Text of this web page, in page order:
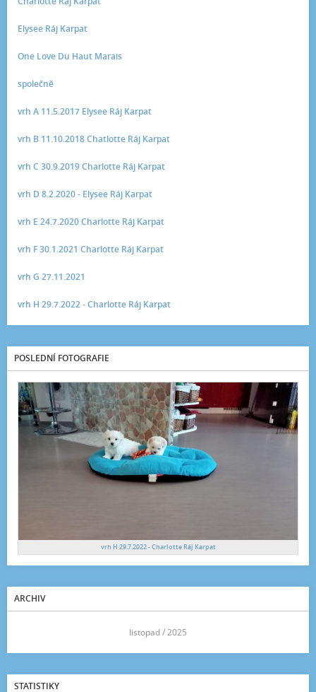
Elysee Ráj Karpat
One Love Du Haut Marais
společně
vrh A 11.5.2017 Elysee Ráj Karpat
vrh B 11.10.2018 Chatlotte Ráj Karpat
vrh C 30.9.2019 Charlotte Ráj Karpat
vrh D 8.2.2020 - Elysee Ráj Karpat
vrh E 24.7.2020 Charlotte Ráj Karpat
vrh F 30.1.2021 Charlotte Ráj Karpat
vrh G 27.11.2021
vrh H 29.7.2022 - Charlotte Ráj Karpat
POSLEDNÍ FOTOGRAFIE
vrh H 29.7.2022 - Charlotte Ráj Karpat
ARCHIV
listopad / 2025
STATISTIKY